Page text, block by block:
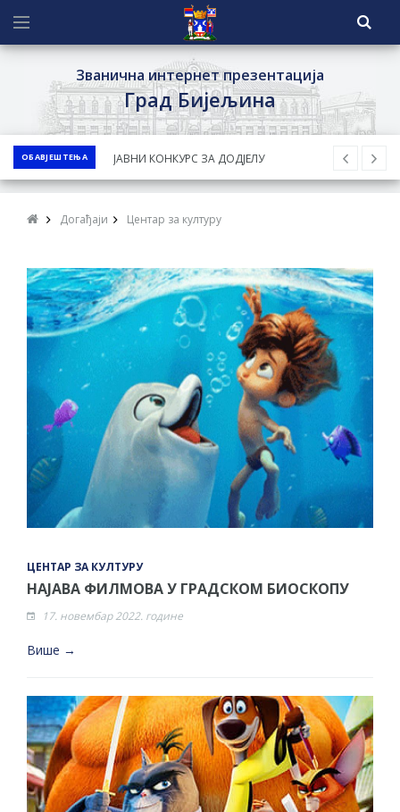
Званична интернет презентација
Град Бијељина
ОБАВЈЕШТЕЊА
Обавјештење за предузетника - Ненад
Нукић
ДОДАТАК ЗА ДЕМОБИЛИСАНЕ БОРЦЕ
ВОЈСКЕ РЕПУБЛИКЕ СРПСКЕ У СТАЊУ
СОЦИЈАЛНЕ ПОТРЕБЕ
Обрасци захтјева за регресирано
гориво доступни од 13. марта до 15.
новембра
Захтјев за издавање ПОНОСНЕ КАРТИЦЕ
Обавјештење за предузетника - Вера
ЈАВНИ ПОЗИВ ЗА ПРИЈАВУ
ДОДЈЕЛУ ФИНАНСИЈСКЕ НАГРАДЕ
ГРАДА БИЈЕЉИНА ЗА 2026. ГОДИНУ
Догађаји Центар за културу
ЦЕНТАР ЗА КУЛТУРУ
НАЈАВА ФИЛМОВА У ГРАДСКОМ БИОСКОПУ
17. новембар 2022. године
Више →